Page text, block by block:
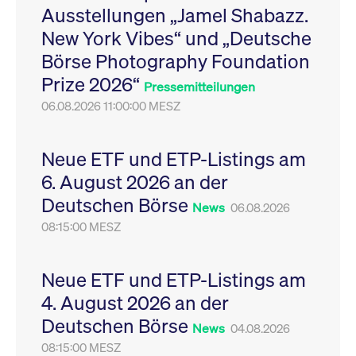
Ausstellungen „Jamel Shabazz.
New York Vibes“ und „Deutsche
Börse Photography Foundation
Prize 2026“ Pressemitteilungen
06.08.2026 11:00:00 MESZ
Neue ETF und ETP-Listings am
6. August 2026 an der
Deutschen Börse News 06.08.2026
08:15:00 MESZ
Neue ETF und ETP-Listings am
4. August 2026 an der
Deutschen Börse News 04.08.2026
08:15:00 MESZ
Leistung der Website
zu messen. Es handelt
sich um ein Muster-
Cookie, bei dem auf
das Präfix _pk_ses
eine kurze Reihe von
VISITOR_PRIVACY_METADATA
YouTube
.youtube.com
6
Monate
Dieses Cookie dient
Speicherung der
Einwilligungs- und
des Nutzers für ihre
Interaktion mit der
Sitzungen geehrt